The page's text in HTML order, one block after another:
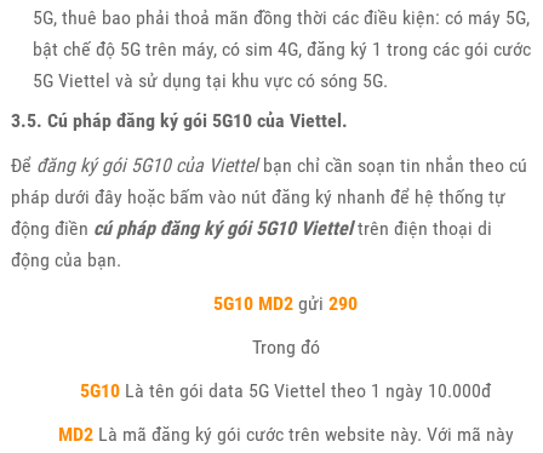
5G, thuê bao phải thoả mãn đồng thời các điều kiện: có máy 5G,
bật chế độ 5G trên máy, có sim 4G, đăng ký 1 trong các gói cước
5G Viettel và sử dụng tại khu vực có sóng 5G.
3.5. Cú pháp đăng ký gói 5G10 của Viettel.
Để đăng ký gói 5G10 của Viettelbạn chỉ cần soạn tin nhắn theo cú
pháp dưới đây hoặc bấm vào nút đăng ký nhanh để hệ thống tự
động điền cú pháp đăng ký gói 5G10 Vietteltrên điện thoại di
động của bạn.
5G10 MD2 gửi 290
Trong đó
5G10 Là tên gói data 5G Viettel theo 1 ngày 10.000đ
MD2 Là mã đăng ký gói cước trên website này. Với mã này